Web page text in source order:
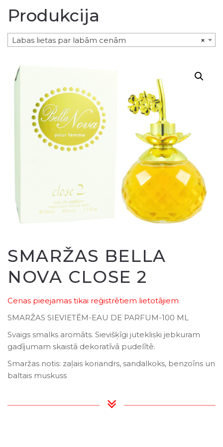
Produkcija
×
Labas lietas par labām cenām
SMARŽAS BELLA
NOVA CLOSE 2
Cenas pieejamas tikai reģistrētiem lietotājiem
SMARŽAS SIEVIETĒM-EAU DE PARFUM-100 ML
Svaigs smalks aromāts. Sievišķīgi jutekliski jebkuram
gadījumam skaistā dekoratīvā pudelītē.
Smaržas notis: zaļais koriandrs, sandalkoks, benzoīns un
baltais muskuss